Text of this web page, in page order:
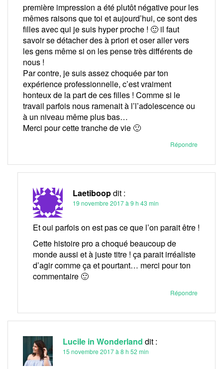
première impression a été plutôt négative pour les
mêmes raisons que toi et aujourd’hui, ce sont des
filles avec qui je suis hyper proche ! 🙂 il faut
savoir se détacher des à priori et oser aller vers
les gens même si on les pense très différents de
nous !
Par contre, je suis assez choquée par ton
expérience professionnelle, c’est vraiment
honteux de la part de ces filles ! Comme si le
travail parfois nous ramenait à l’l’adolescence ou
à un niveau même plus bas…
Merci pour cette tranche de vie 🙂
Répondre
Laetiboopdit :
19 novembre 2017 à 9 h 43 min
Et oui parfois on est pas ce que l’on parait être !
Cette histoire pro a choqué beaucoup de
monde aussi et à juste titre ! ça parait irréaliste
d’agir comme ça et pourtant… merci pour ton
commentaire 🙂
Répondre
Lucile in Wonderland dit :
15 novembre 2017 à 8 h 52 min